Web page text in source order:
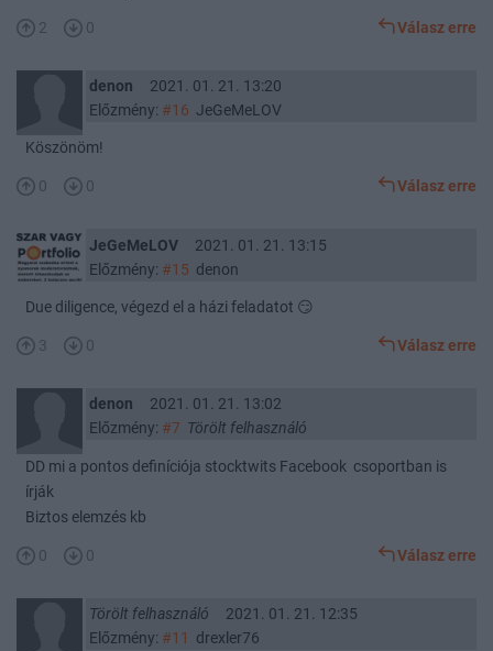
2 0 Válasz erre
denon
2021. 01. 21. 13:20
Előzmény: #16 JeGeMeLOV
Köszönöm!
0 0 Válasz erre
JeGeMeLOV
2021. 01. 21. 13:15
Előzmény: #15 denon
Due diligence, végezd el a házi feladatot 😏
3 0 Válasz erre
denon
2021. 01. 21. 13:02
Előzmény: #7 Törölt felhasználó
DD mi a pontos definíciója stocktwits Facebook csoportban is
írják
Biztos elemzés kb
0 0 Válasz erre
Törölt felhasználó
2021. 01. 21. 12:35
Előzmény: #11 drexler76